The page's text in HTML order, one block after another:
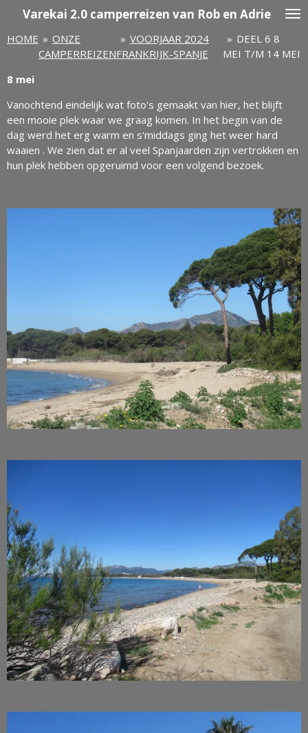
naar
hoofdinhoud
Varekai 2.0 camperreizen van Rob en Adrie
HOME » ONZE
CAMPERREIZEN
» VOORJAAR 2024
FRANKRIJK-SPANJE
» DEEL 6 8
MEI T/M 14 MEI
8 mei
Vanochtend eindelijk wat foto's gemaakt van hier, het blijft
een mooie plek waar we graag komen. In het begin van de
dag werd het erg warm en s'middags ging het weer hard
waaien . We zien dat er al veel Spanjaarden zijn vertrokken en
hun plek hebben opgeruimd voor een volgend bezoek.